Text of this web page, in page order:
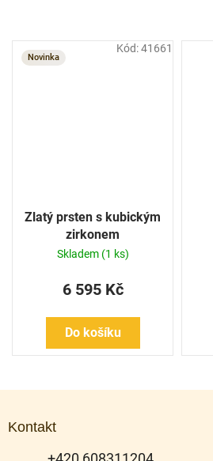
Novinka
Zlatý prsten s kubickým
zirkonem
Skladem (1 ks)
6 595 Kč
Do košíku
Kód:41661
Kontakt